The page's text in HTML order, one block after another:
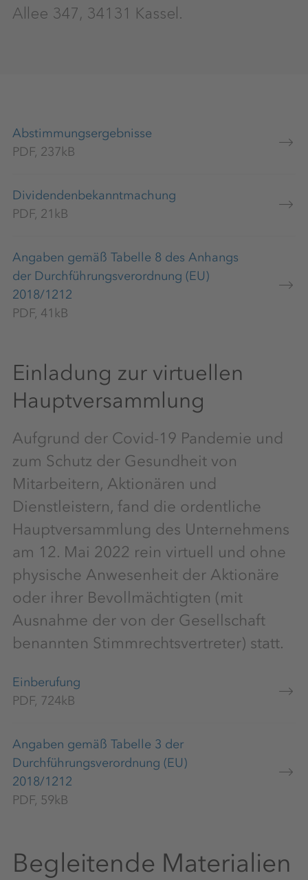
Allee 347, 34131 Kassel.
Abstimmungsergebnisse
PDF, 237kB
Dividendenbekanntmachung
PDF, 21kB
Angaben gemäß Tabelle 8 des Anhangs
der Durchführungsverordnung (EU)
2018/1212
PDF, 41kB
Einladung zur virtuellen
Hauptversammlung
Aufgrund der Covid-19 Pandemie und
zum Schutz der Gesundheit von
Mitarbeitern, Aktionären und
Dienstleistern, fand die ordentliche
Hauptversammlung des Unternehmens
am 12. Mai 2022 rein virtuell und ohne
physische Anwesenheit der Aktionäre
oder ihrer Bevollmächtigten (mit
Ausnahme der von der Gesellschaft
benannten Stimmrechtsvertreter) statt.
Einberufung
PDF, 724kB
Angaben gemäß Tabelle 3 der
Durchführungsverordnung (EU)
2018/1212
PDF, 59kB
Begleitende Materialien